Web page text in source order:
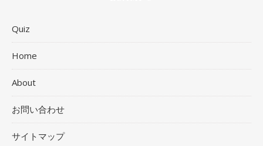
Quiz
Home
About
お問い合わせ
サイトマップ